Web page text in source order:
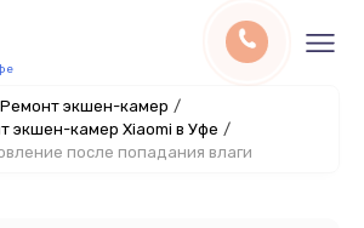
Ремонт экшен-камер /
экшен-камер Xiaomi в Уфе /
после попадания влаги